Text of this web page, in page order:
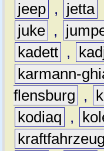
jeep , jetta
juke ,
kadett ,
karmann-
flensburg
,
kodiaq
,
kraftfahrzeug